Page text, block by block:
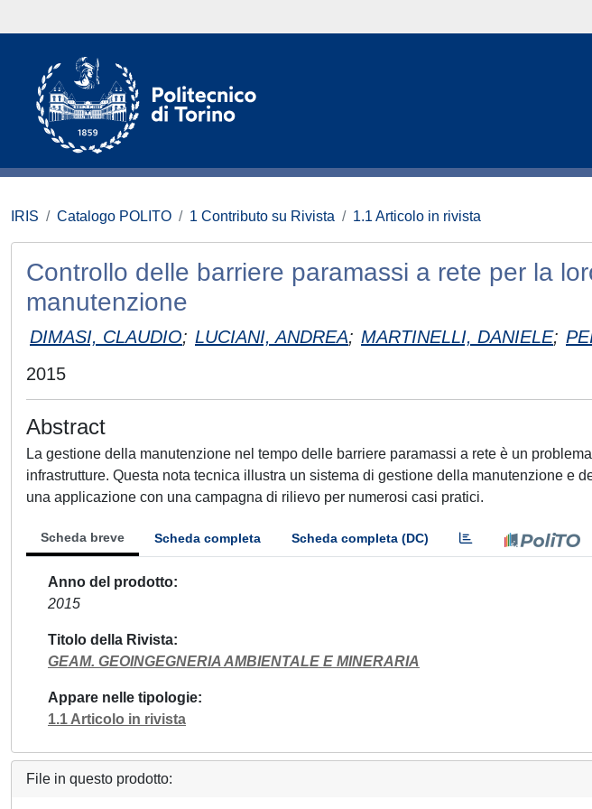
IRIS Catalogo POLITO 1 Contributo su Rivista 1.1 Articolo in rivista
Controllo delle barriere paramassi a rete per la
manutenzione
DIMASI, CLAUDIO; LUCIANI, ANDREA; MARTINELLI, DANIELE;
2015
Abstract
La gestione della manutenzione nel tempo delle barriere paramassi a rete è un
infrastrutture. Questa nota tecnica illustra un sistema di gestione della manutenzione e
una applicazione con una campagna di rilievo per numerosi casi pratici.
Scheda breve Scheda completa Scheda completa (DC)
Anno del prodotto
2015
Titolo della Rivista
GEAM. GEOINGEGNERIA AMBIENTALE E MINERARIA
Appare nelle tipologie
1.1 Articolo in rivista
File in questo prodotto: